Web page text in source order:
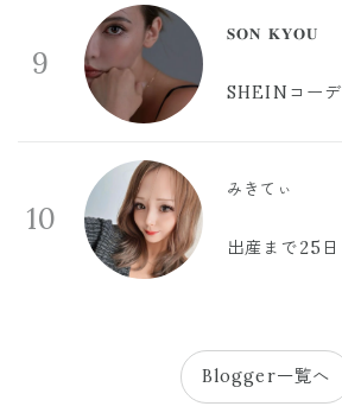
9
𝐒𝐎𝐍 𝐊𝐘𝐎𝐔
SHEINコー
10
みきてぃ
出産まで25日
Blogger一覧へ